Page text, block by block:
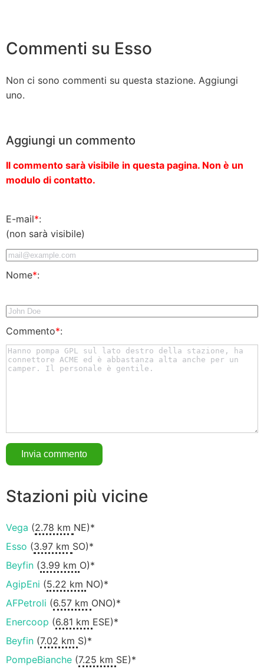
Commenti su Esso
Non ci sono commenti su questa stazione. Aggiungi
uno.
Aggiungi un commento
Il commento sarà visibile in questa pagina. Non è un
modulo di contatto.
E-mail*:
(non sarà visibile)
Nome*:
Commento*:
Stazioni più vicine
Vega (2.78 km NE)*
Esso (3.97 km SO)*
Beyfin (3.99 km O)*
AgipEni (5.22 km NO)*
AFPetroli (6.57 km ONO)*
Enercoop (6.81 km ESE)*
Beyfin (7.02 km S)*
PompeBianche (7.25 km SE)*